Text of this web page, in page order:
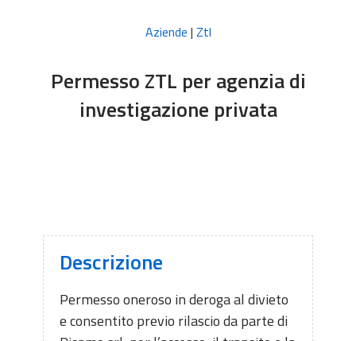
Aziende | Ztl
Permesso ZTL per agenzia di
investigazione privata
Descrizione
Permesso oneroso in deroga al divieto
e consentito previo rilascio da parte di